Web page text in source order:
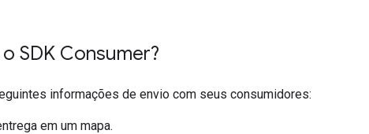
SDK Consumer?
informações de envio com seus consumidores:
em um mapa.